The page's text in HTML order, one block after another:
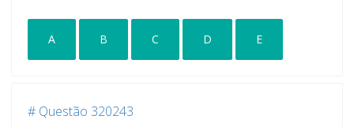
A B C D E
# Questão 320243